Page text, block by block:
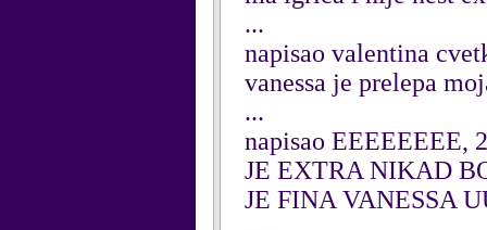
...
napisao valentina
vanessa je prelepa
...
napisao EEEEEEEE,
JE EXTRA NIKAD
JE FINA VANESSA